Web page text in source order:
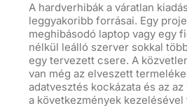
A hardverhibák a váratlan
leggyakoribb forrásai. Egy
meghibásodó laptop vagy egy
nélkül leálló szerver sokkal
egy tervezett csere. A
van még az elveszett
adatvesztés kockázata és az
a következmények kezelésével